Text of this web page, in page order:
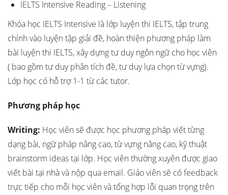
IELTS Intensive Reading – Listening
Khóa học IELTS Intensive là lớp luyện thi IELTS, tập trung
chính vào luyện tập giải đề, hoàn thiện phương pháp làm
bài luyện thi IELTS, xây dựng tư duy ngôn ngữ cho học viên
( bao gồm tư duy phân tích đề, tư duy lựa chọn từ vựng).
Lớp học có hỗ trợ 1-1 từ các tutor.
Phương pháp học
Writing: Học viên sẽ được học phương pháp viết từng
dạng bài, ngữ pháp nâng cao, từ vựng nâng cao, kỹ thuật
brainstorm ideas tại lớp. Học viên thường xuyên được giao
viết bài tại nhà và nộp qua email. Giáo viên sẽ có feedback
trực tiếp cho mỗi học viên và tổng hợp lỗi quan trọng trên